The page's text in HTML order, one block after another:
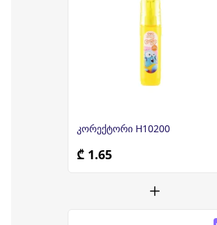
კორექტორი H10200
₾ 1.65